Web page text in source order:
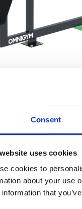
Consent
uses cookies
cookies to
about your use
information that
mot de bilder som